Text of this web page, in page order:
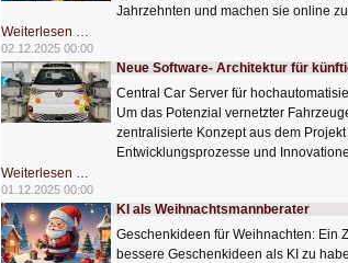
Jahrzehnten und machen sie online
Weiterlesen …
Software-
Erbe
bewahren
02.12.2025 00:00
Neue Software- Architektur für
Central Car Server für
Um das Potenzial vernetzter
zentralisierte Konzept aus dem
Entwicklungsprozesse und
Weiterlesen …
Software-
Architektur
für
künftige
Autos
01.12.2025 00:00
KI als Weihnachtsmannberater
Geschenkideen für Weihnachten: Ein
bessere Geschenkideen als KI zu